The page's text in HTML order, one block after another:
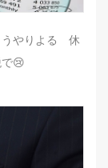
うやりよる 休
😢